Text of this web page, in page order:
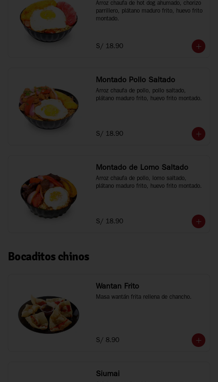
Arroz chaufa de hot dog ahumado, chorizo
parrillero, plátano maduro frito, huevo frito
montado.
S/ 18.90
Montado Pollo Saltado
Arroz chaufa de pollo, pollo saltado,
plátano maduro frito, huevo frito montado.
S/ 18.90
Montado de Lomo Saltado
Arroz chaufa de pollo, lomo saltado,
plátano maduro frito, huevo frito montado.
S/ 18.90
Bocaditos chinos
Wantan Frito
Masa wantán frita rellena de chancho.
S/ 8.90
Siumai